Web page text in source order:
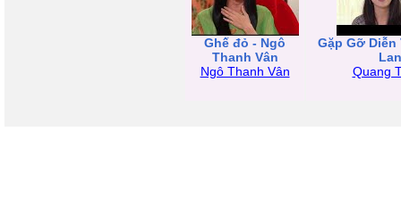
Ghế đỏ - Ngô
Thanh Vân
Ngô Thanh Vân
Gặp Gỡ Diễn
Lan
Quang